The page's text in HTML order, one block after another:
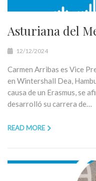
Asturiana del
12/12/2024
Carmen Arribas es Vice
en Wintershall Dea,
causa de un Erasmus, se
desarrolló su carrera de…
READ MORE